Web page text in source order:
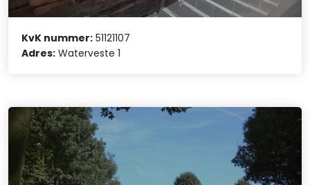
KvK nummer: 51121107
Adres: Waterveste 1